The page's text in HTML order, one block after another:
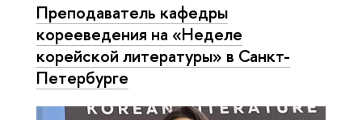
Преподаватель кафедры
корееведения на «Неделе
корейской литературы» в Санкт-
Петербурге